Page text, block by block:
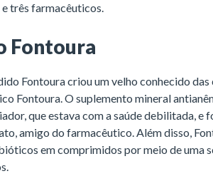
três farmacêuticos.
Fontoura
Fontoura criou um velho conhecido
Fontoura. O suplemento mineral
que estava com a saúde debilitada, e
amigo do farmacêutico. Além disso,
em comprimidos por meio de uma